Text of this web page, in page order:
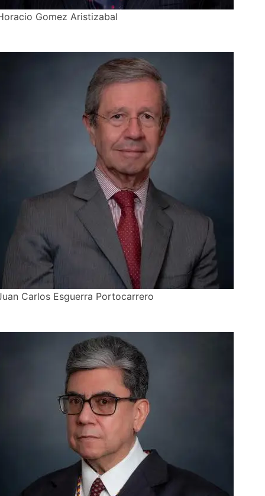
Gomez Aristizabal
Carlos Esguerra Portocarrero